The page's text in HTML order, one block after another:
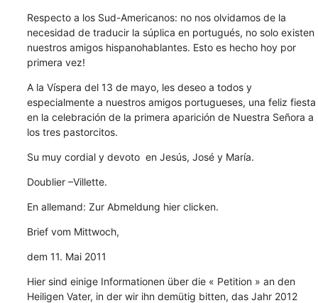
Respecto a los Sud-Americanos: no nos olvidamos de la
necesidad de traducir la súplica en portugués, no solo existen
nuestros amigos hispanohablantes. Esto es hecho hoy por
primera vez!
A la Víspera del 13 de mayo, les deseo a todos y
especialmente a nuestros amigos portugueses, una feliz fiesta
en la celebración de la primera aparición de Nuestra Señora a
los tres pastorcitos.
Su muy cordial y devoto  en Jesús, José y María.
Doublier –Villette.
En allemand: Zur Abmeldung hier clicken.
Brief vom Mittwoch,
dem 11. Mai 2011
Hier sind einige Informationen über die « Petition » an den
Heiligen Vater, in der wir ihn demütig bitten, das Jahr 2012